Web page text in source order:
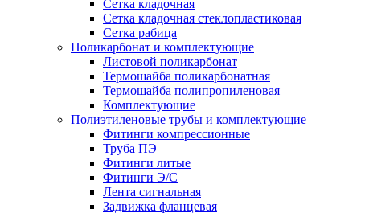
Сетка кладочная
Сетка кладочная стеклопластиковая
Сетка рабица
Поликарбонат и комплектующие
Листовой поликарбонат
Термошайба поликарбонатная
Термошайба полипропиленовая
Комплектующие
Полиэтиленовые трубы и комплектующие
Фитинги компрессионные
Труба ПЭ
Фитинги литые
Фитинги Э/С
Лента сигнальная
Задвижка фланцевая